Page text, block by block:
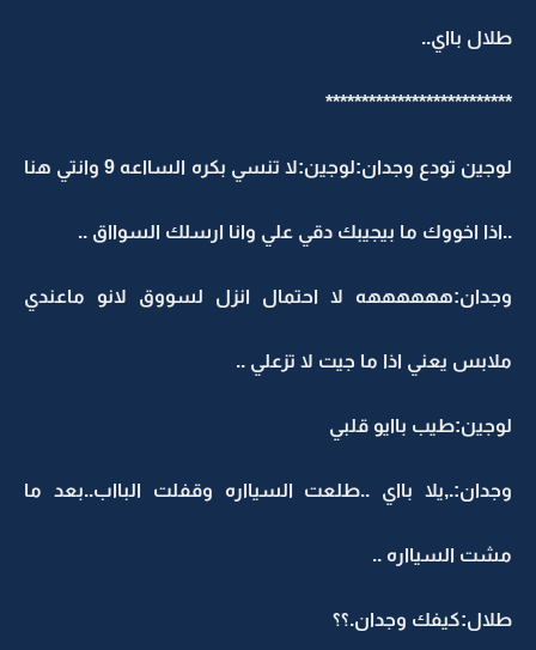
طلال بااي..
**************************
لوجين تودع وجدان:لوجين:لا تنسي بكره السااعه 9 وانتي هنا
..اذا اخووك ما بيجيبك دقي علي وانا ارسلك السوااق ..
وجدان:ههههههه لا احتمال انزل لسووق لانو ماعندي
ملابس يعني اذا ما جيت لا تزعلي ..
لوجين:طيب باايو قلبي
وجدان:.,يلا بااي ..طلعت السيااره وقفلت البااب..بعد ما
مشت السيااره ..
طلال:كيفك وجدان.؟؟